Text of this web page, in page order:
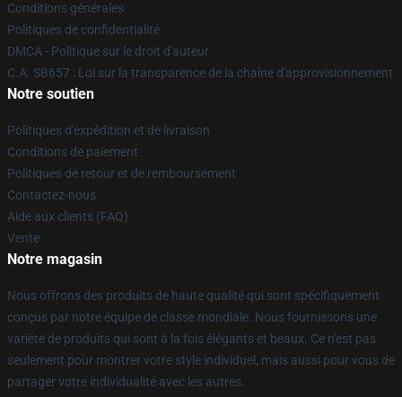
Conditions générales
Politiques de confidentialité
DMCA - Politique sur le droit d'auteur
C.A. SB657 : Loi sur la transparence de la chaîne d'approvisionnement
Notre soutien
Politiques d'expédition et de livraison
Conditions de paiement
Politiques de retour et de remboursement
Contactez-nous
Aide aux clients (FAQ)
Vente
Notre magasin
Nous offrons des produits de haute qualité qui sont spécifiquement
conçus par notre équipe de classe mondiale. Nous fournissons une
variété de produits qui sont à la fois élégants et beaux. Ce n'est pas
seulement pour montrer votre style individuel, mais aussi pour vous de
partager votre individualité avec les autres.